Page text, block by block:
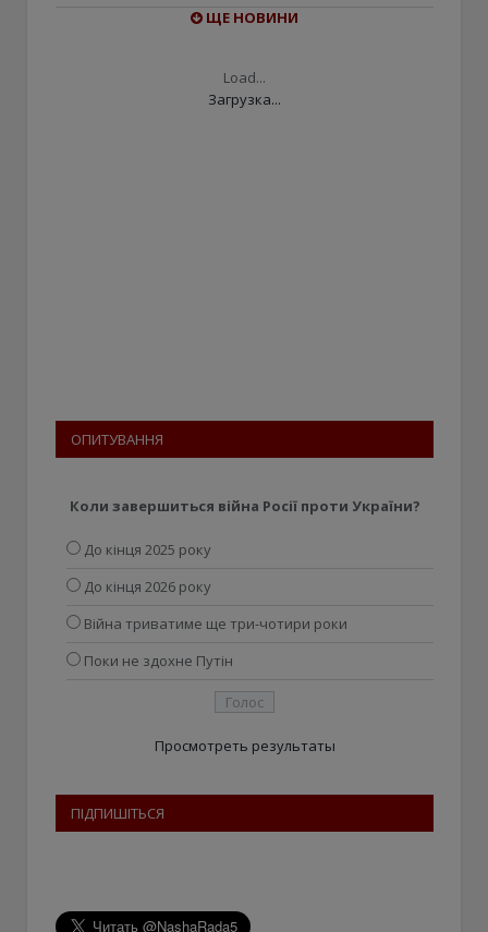
ЩЕ НОВИНИ
Load...
Загрузка...
ОПИТУВАННЯ
Коли завершиться війна Росії проти України?
До кінця 2025 року
До кінця 2026 року
Війна триватиме ще три-чотири роки
Поки не здохне Путін
Просмотреть результаты
ПІДПИШІТЬСЯ